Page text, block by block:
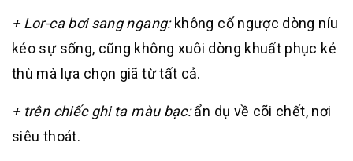
+ Lor-ca bơi sang ngang:không cố ngược dòng níu
kéo sự sống, cũng không xuôi dòng khuất phục kẻ
thù mà lựa chọn giã từ tất cả.
+ trên chiếc ghi ta màu bạc:ẩn dụ về cõi chết, nơi
siêu thoát.